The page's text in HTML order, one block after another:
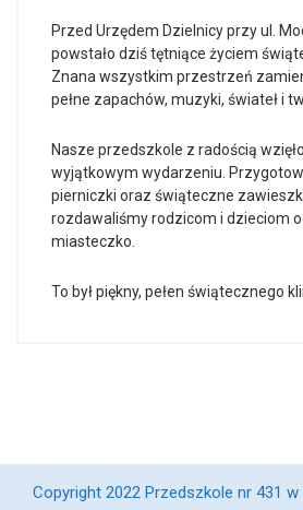
Przed Urzędem Dzielnicy przy ul.
powstało dziś tętniące życiem
Znana wszystkim przestrzeń
pełne zapachów, muzyki, świateł i
Nasze przedszkole z radością
wyjątkowym wydarzeniu.
pierniczki oraz świąteczne
rozdawaliśmy rodzicom i dzieciom
miasteczko.
To był piękny, pełen świątecznego
Copyright 2022 Przedszkole nr 431